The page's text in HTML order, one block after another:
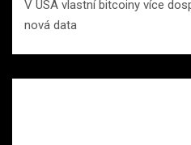
V USA vlastní bitcoiny více
nová data